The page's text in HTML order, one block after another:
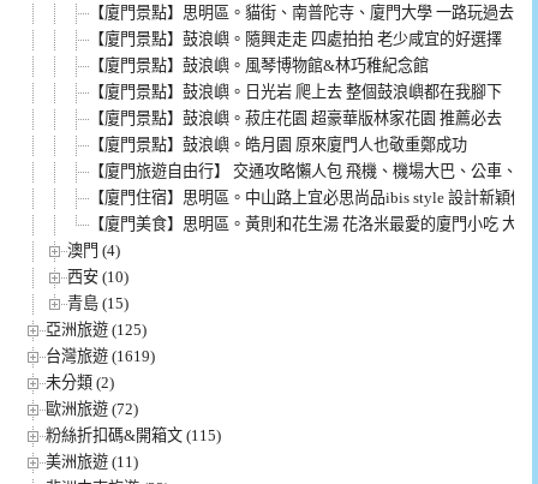
【廈門景點】思明區。貓街、南普陀寺、廈門大學 一路玩過去
【廈門景點】鼓浪嶼。隨興走走 四處拍拍 老少咸宜的好選擇
【廈門景點】鼓浪嶼。風琴博物館&林巧稚紀念館
【廈門景點】鼓浪嶼。日光岩 爬上去 整個鼓浪嶼都在我腳下
【廈門景點】鼓浪嶼。菽庄花園 超豪華版林家花園 推薦必去
【廈門景點】鼓浪嶼。皓月園 原來廈門人也敬重鄭成功
【廈門旅遊自由行】 交通攻略懶人包 飛機、機場大巴、公車、
【廈門住宿】思明區。中山路上宜必思尚品ibis style 設計新穎俐
【廈門美食】思明區。黃則和花生湯 花洛米最愛的廈門小吃 大推
澳門 (4)
西安 (10)
青島 (15)
亞洲旅遊 (125)
台灣旅遊 (1619)
未分類 (2)
歐洲旅遊 (72)
粉絲折扣碼&開箱文 (115)
美洲旅遊 (11)